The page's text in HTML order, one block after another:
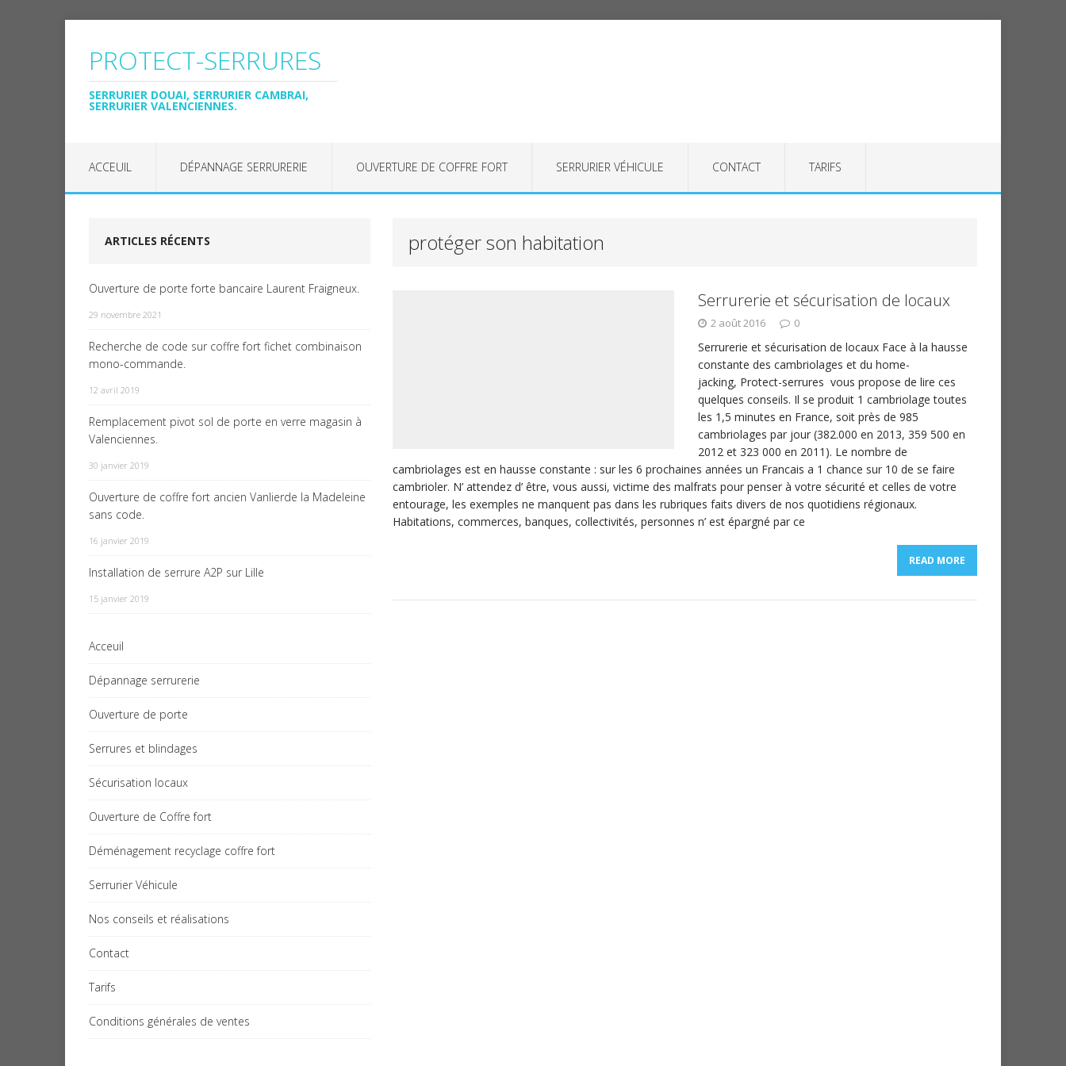
PROTECT-SERRURES
SERRURIER DOUAI, SERRURIER CAMBRAI,
SERRURIER VALENCIENNES.
ACCEUIL DÉPANNAGE SERRURERIE OUVERTURE DE COFFRE FORT SERRURIER VÉHICULE CONTACT TARIFS
protéger son habitation
Serrurerie et sécurisation de locaux
2 août 2016 0
Serrurerie et sécurisation de locaux Face à la hausse
constante des cambriolages et du home-
jacking, Protect-serrures vous propose de lire ces
quelques conseils. Il se produit 1 cambriolage toutes
les 1,5 minutes en France, soit près de 985
cambriolages par jour (382.000 en 2013, 359 500 en
2012 et 323 000 en 2011). Le nombre de
cambriolages est en hausse constante : sur les 6 prochaines années un Francais a 1 chance sur 10 de se faire
cambrioler. N’ attendez d’ être, vous aussi, victime des malfrats pour penser à votre sécurité et celles de votre
entourage, les exemples ne manquent pas dans les rubriques faits divers de nos quotidiens régionaux.
Habitations, commerces, banques, collectivités, personnes n’ est épargné par ce
READ MORE
ARTICLES RÉCENTS
Ouverture de porte forte bancaire Laurent Fraigneux.
29 novembre 2021
Recherche de code sur coffre fort fichet combinaison
mono-commande.
12 avril 2019
Remplacement pivot sol de porte en verre magasin à
Valenciennes.
30 janvier 2019
Ouverture de coffre fort ancien Vanlierde la Madeleine
sans code.
16 janvier 2019
Installation de serrure A2P sur Lille
15 janvier 2019
Acceuil
Dépannage serrurerie
Ouverture de porte
Serrures et blindages
Sécurisation locaux
Ouverture de Coffre fort
Déménagement recyclage coffre fort
Serrurier Véhicule
Nos conseils et réalisations
Contact
Tarifs
Conditions générales de ventes